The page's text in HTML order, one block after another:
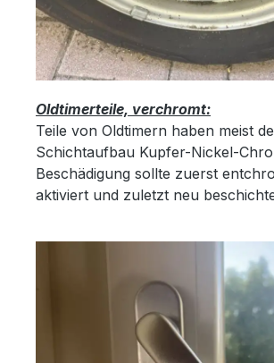
Oldtimerteile, verchromt:
Teile von Oldtimern haben meist
Schichtaufbau Kupfer-Nickel-
Beschädigung sollte zuerst
aktiviert und zuletzt neu